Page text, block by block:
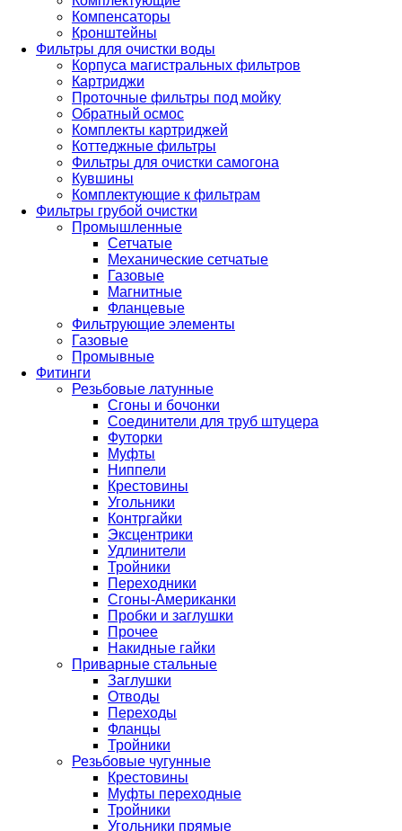
Компенсаторы
Кронштейны
Фильтры для очистки воды
Корпуса магистральных фильтров
Картриджи
Проточные фильтры под мойку
Обратный осмос
Комплекты картриджей
Коттеджные фильтры
Фильтры для очистки самогона
Кувшины
Комплектующие к фильтрам
Фильтры грубой очистки
Промышленные
Сетчатые
Механические сетчатые
Газовые
Магнитные
Фланцевые
Фильтрующие элементы
Газовые
Промывные
Фитинги
Резьбовые латунные
Сгоны и бочонки
Соединители для труб штуцера
Футорки
Муфты
Ниппели
Крестовины
Угольники
Контргайки
Эксцентрики
Удлинители
Тройники
Переходники
Сгоны-Американки
Пробки и заглушки
Прочее
Накидные гайки
Приварные стальные
Заглушки
Отводы
Переходы
Фланцы
Тройники
Резьбовые чугунные
Крестовины
Муфты переходные
Тройники
Угольники прямые